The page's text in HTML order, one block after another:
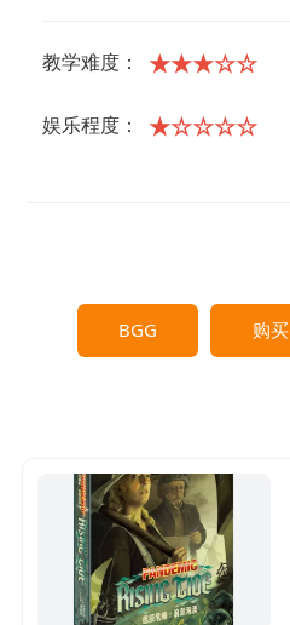
教学难度： ★★★☆☆
娱乐程度： ★☆☆☆☆
BGG 购买